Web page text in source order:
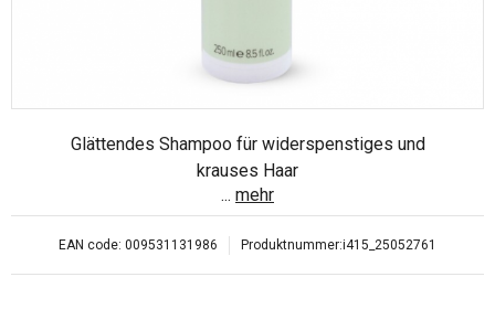
Glättendes Shampoo für widerspenstiges und
krauses Haar
... mehr
EAN code: 009531131986 Produktnummer:i415_25052761